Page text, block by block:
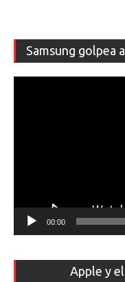
Samsung golpea
00:00
Apple y